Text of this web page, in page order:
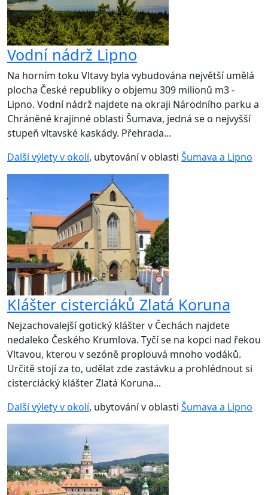
Vodní nádrž Lipno
Na horním toku Vltavy byla vybudována největší umělá
plocha České republiky o objemu 309 milionů m3 -
Lipno. Vodní nádrž najdete na okraji Národního parku a
Chráněné krajinné oblasti Šumava, jedná se o nejvyšší
stupeň vltavské kaskády. Přehrada...
Další výlety v okolí, ubytování v oblasti Šumava a Lipno
Klášter cisterciáků Zlatá Koruna
Nejzachovalejší gotický klášter v Čechách najdete
nedaleko Českého Krumlova. Tyčí se na kopci nad řekou
Vltavou, kterou v sezóně proplouvá mnoho vodáků.
Určitě stojí za to, udělat zde zastávku a prohlédnout si
cisterciácký klášter Zlatá Koruna...
Další výlety v okolí, ubytování v oblasti Šumava a Lipno